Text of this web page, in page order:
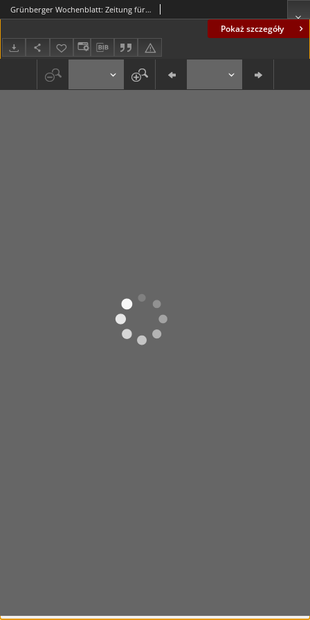
Pokaż szczegóły
Grünberger Wochenblatt: Zeitung für Stadt und Land, No. 186. (10. August 1922)